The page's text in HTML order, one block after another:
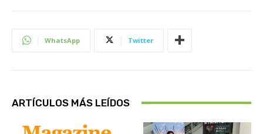
WhatsApp Twitter
ARTÍCULOS MÁS LEÍDOS